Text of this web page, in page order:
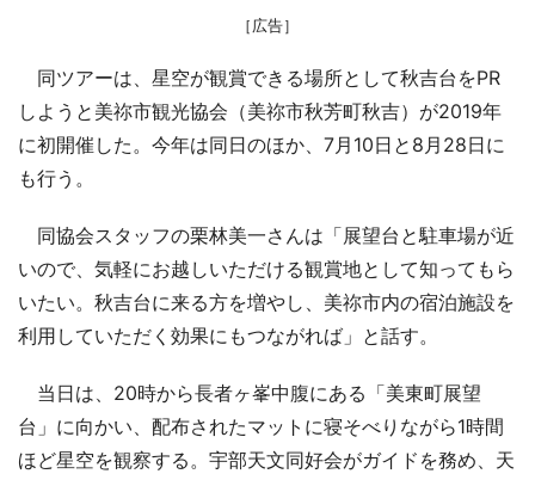
［広告］
同ツアーは、星空が観賞できる場所として秋吉台をPR
しようと美祢市観光協会（美祢市秋芳町秋吉）が2019年
に初開催した。今年は同日のほか、7月10日と8月28日に
も行う。
同協会スタッフの栗林美一さんは「展望台と駐車場が近
いので、気軽にお越しいただける観賞地として知ってもら
いたい。秋吉台に来る方を増やし、美祢市内の宿泊施設を
利用していただく効果にもつながれば」と話す。
当日は、20時から長者ヶ峯中腹にある「美東町展望
台」に向かい、配布されたマットに寝そべりながら1時間
ほど星空を観察する。宇部天文同好会がガイドを務め、天